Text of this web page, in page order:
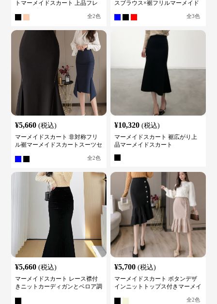
トマーメイドスカート 上品フレ
全2色
スブラウス×裾フリルマーメイド
全3色
¥5,660 (税込)
マーメイドスカート 非対称フリ
ル裾マーメイドスカートスーツセ
全2色
¥10,320 (税込)
マーメイドスカート 裾広がり上
品マーメイドスカート
¥5,660 (税込)
マーメイドスカート レース襟付
きニットカーディガンとベロア調
¥5,700 (税込)
マーメイドスカート ボタンデザ
インニットトップス付きマーメイ
全2色